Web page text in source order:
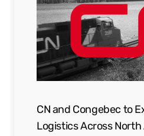
CN and Congebec to
Logistics Across North